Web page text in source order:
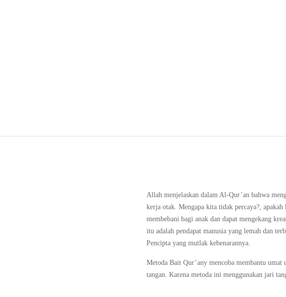
Allah menjelaskan dalam Al-Qur’an bahwa
kerja otak. Mengapa kita tidak percaya?,
membebani bagi anak dan dapat mengekang
itu adalah pendapat manusia yang lemah dan
Pencipta yang mutlak kebenarannya.
Metoda Bait Qur’any mencoba membantu
tangan. Karena metoda ini menggunakan jari